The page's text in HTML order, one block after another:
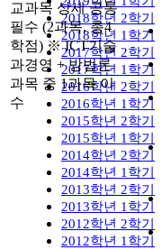
2018학년 2학기
2018학년 1학기
2017학년 2학기
2017학년 1학기
2016학년 2학기
2016학년 1학기
2015학년 2학기
2015학년 1학기
2014학년 2학기
2014학년 1학기
2013학년 2학기
2013학년 1학기
2012학년 2학기
2012학년 1학기
교과목 상세 공통
필수 (2과목, 총4
학점) ※ ICT기술
과경영 + 방법론
과목 중 1과목 이
수